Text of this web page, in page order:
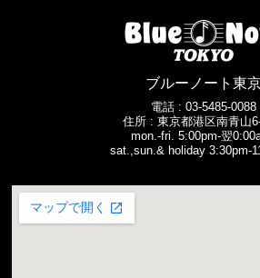
ブルーノート東
電話 : 03-5485-0088
住所 : 東京都港区南青山
mon.-fri. 5:00pm-翌
sat.,sun.& holiday 3:30pm-